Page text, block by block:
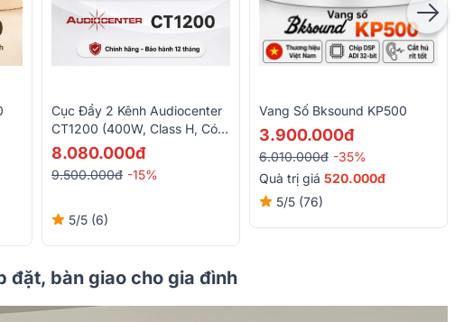
Cục Đẩy 2 Kênh Audiocenter
CT1200 (400W, Class H, Có
Bridge)
8.080.000đ
9.500.000đ -15%
5/5 (6)
Vang Số Bksound KP500
3.900.000đ
6.010.000đ -35%
Quà trị giá 520.000đ
5/5 (76)
đặt, bàn giao cho gia đình